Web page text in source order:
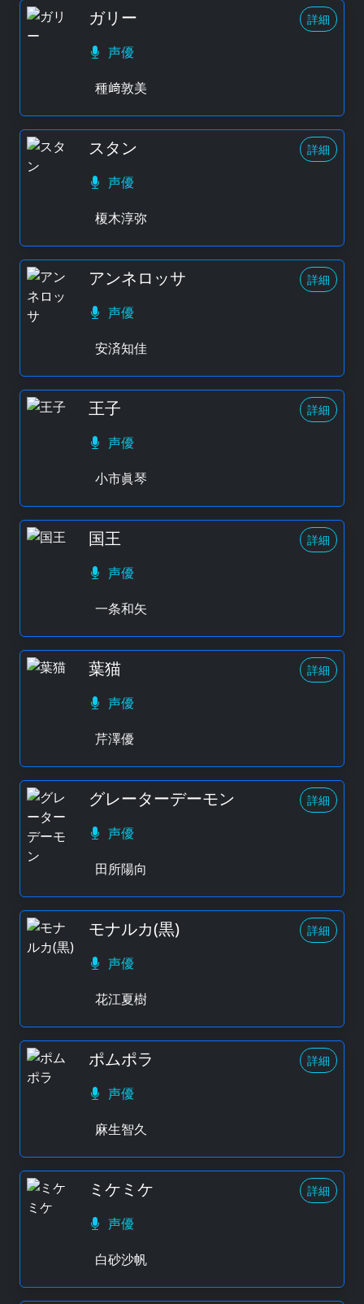
ガリー 詳細
声優
種﨑敦美
スタン 詳細
声優
榎木淳弥
アンネロッサ 詳細
声優
安済知佳
王子 詳細
声優
小市眞琴
国王 詳細
声優
一条和矢
葉猫 詳細
声優
芹澤優
グレーターデーモン 詳細
声優
田所陽向
モナルカ(黒) 詳細
声優
花江夏樹
ポムポラ 詳細
声優
麻生智久
ミケミケ 詳細
声優
白砂沙帆